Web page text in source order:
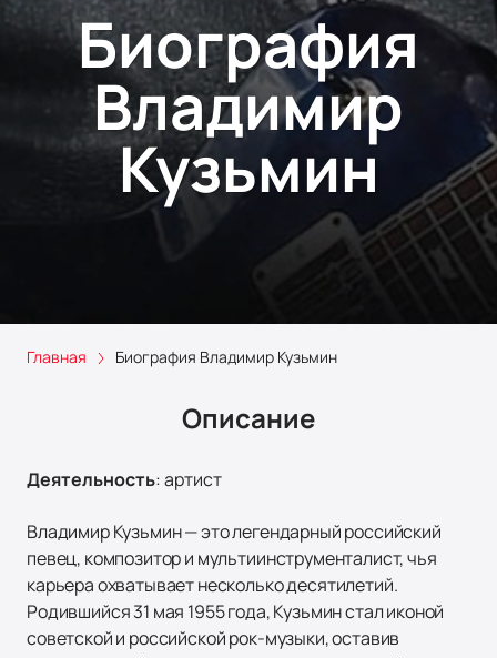
Биография
Владимир
Кузьмин
Главная Биография Владимир Кузьмин
Описание
Деятельность:артист
Владимир Кузьмин — это легендарный российский
певец, композитор и мультиинструменталист, чья
карьера охватывает несколько десятилетий.
Родившийся 31 мая 1955 года, Кузьмин стал иконой
советской и российской рок-музыки, оставив